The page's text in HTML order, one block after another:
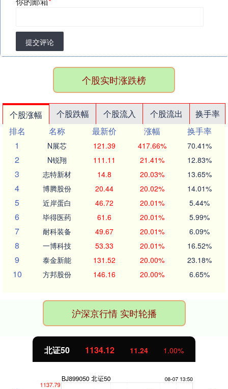
提交评论
个股实时涨跌榜
个股涨幅 个股跌幅 个股流入 个股流出
换手率
排名
名称 最新价 涨幅
换手率
1
N展芯 121.39 417.66% 70.41%
2 N锐翔 111.11 21.41% 12.83%
3 志特新材 14.8 20.03% 13.65%
4 博腾股份 20.44 20.02% 14.01%
5 近岸蛋白 46.72 20.01% 5.44%
6 毕得医药 61.6 20.01% 5.99%
7 耐科装备 49.67 20.01% 6.09%
8 一博科技 53.33 20.01% 16.52%
9 泰金新能 131.52 20.00% 23.18%
10 方邦股份 146.16 20.00% 6.65%
沪深京行情 实时轮播
北证50 1134.06 11.19 1.00%